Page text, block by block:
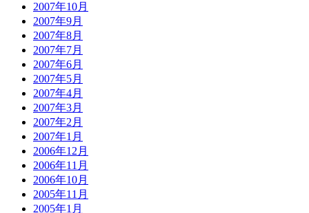
2007年10月
2007年9月
2007年8月
2007年7月
2007年6月
2007年5月
2007年4月
2007年3月
2007年2月
2007年1月
2006年12月
2006年11月
2006年10月
2005年11月
2005年1月